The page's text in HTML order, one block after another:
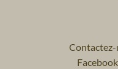
Contactez-
Facebook